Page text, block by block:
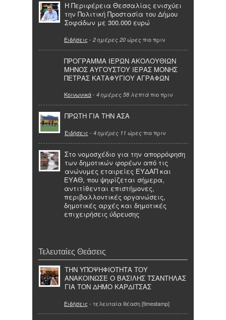
Η Περιφέρεια Θεσσαλίας ενισχύει
την Πολιτική Προστασία του Δήμου
Σοφάδων με 300.000 ευρώ
Ειδήσεις - 2 ημέρες 20 ώρες πιο πριν
ΠΡΟΓΡΑΜΜΑ ΙΕΡΩΝ ΑΚΟΛΟΥΘΙΩΝ
ΜΗΝΟΣ ΑΥΓΟΥΣΤΟΥ ΙΕΡΑΣ ΜΟΝΗΣ
ΠΕΤΡΑΣ ΚΑΤΑΦΥΓΙΟΥ ΑΓΡΑΦΩΝ
Κοινωνικά- 4 ημέρες 58 λεπτά πιο πριν
ΠΡΩΤΗ ΓΙΑ ΤΗΝ ΑΣΑ
Ειδήσεις - 4 ημέρες 11 ώρες πιο πριν
Στο νομοσχέδιο για την απορρόφηση
των δημοτικών φορέων από τις
ανώνυμες εταιρείες ΕΥΔΑΠ και
ΕΥΑΘ, που ψηφίζεται σήμερα,
αντιτίθενται επιστήμονες,
περιβαλλοντικές οργανώσεις,
δημοτικές αρχές και δημοτικές
επιχειρήσεις ύδρευσης
Τελευταίες Θεάσεις
ΤΗΝ ΥΠΟΨΗΦΙΟΤΗΤΑ ΤΟΥ
ΑΝΑΚΟΙΝΩΣΕ Ο ΒΑΣΙΛΗΣ ΤΣΑΝΤΗΛΑΣ
ΓΙΑ ΤΟΝ ΔΗΜΟ ΚΑΡΔΙΤΣΑΣ
Ειδήσεις - τελευταία θέαση [timestamp]